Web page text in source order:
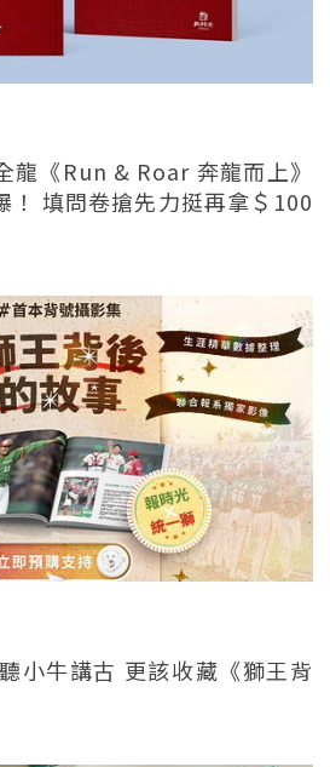
龍《Run & Roar 奔龍而上》
！ 填問卷搶先力挺再拿＄100
小牛講古 更該收藏《獅王背